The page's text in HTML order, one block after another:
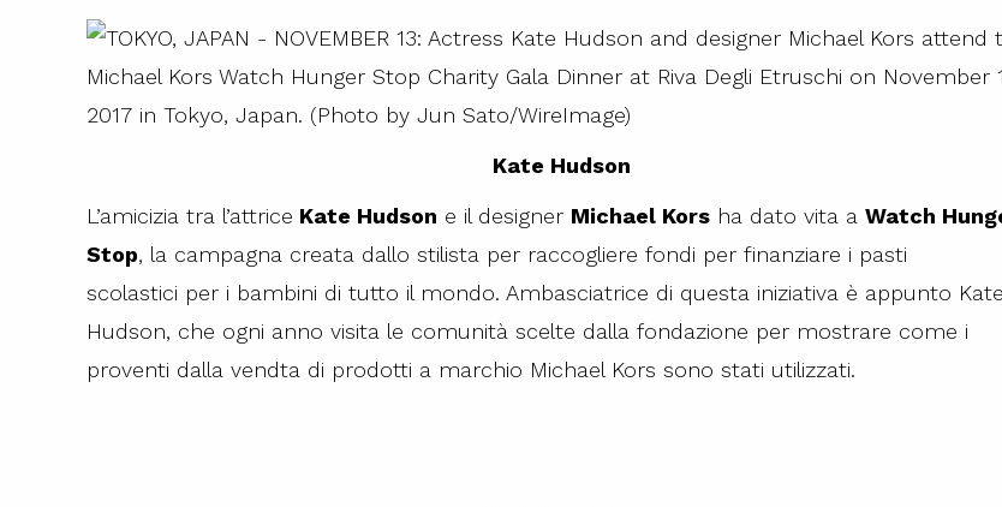
Kate Hudson
L’amicizia tra l’attrice Kate Hudson e il designer Michael Kors ha dato vita a Watch
Stop, la campagna creata dallo stilista per raccogliere fondi per finanziare i pasti
scolastici per i bambini di tutto il mondo. Ambasciatrice di questa iniziativa è appunto Kate
Hudson, che ogni anno visita le comunità scelte dalla fondazione per mostrare come i
proventi dalla vendta di prodotti a marchio Michael Kors sono stati utilizzati.